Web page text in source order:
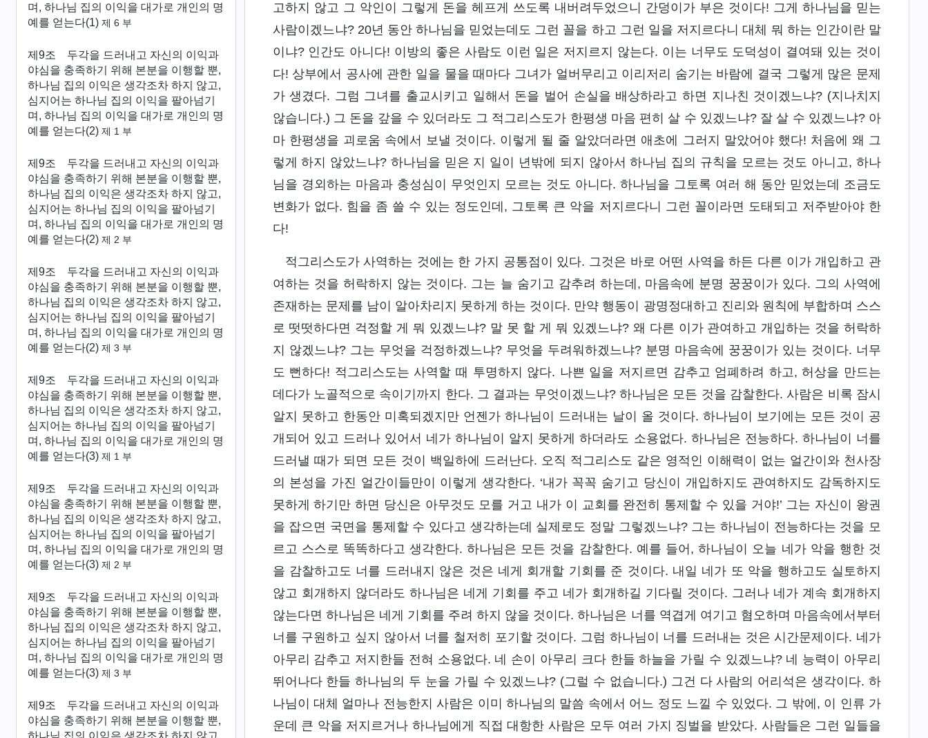
며, 하나님 집의 이익을 대가로 개인의 명
예를 얻는다(1) 제 6 부
제9조 두각을 드러내고 자신의 이익과
야심을 충족하기 위해 본분을 이행할 뿐,
하나님 집의 이익은 생각조차 하지 않고,
심지어는 하나님 집의 이익을 팔아넘기
며, 하나님 집의 이익을 대가로 개인의 명
예를 얻는다(2) 제 1 부
제9조 두각을 드러내고 자신의 이익과
야심을 충족하기 위해 본분을 이행할 뿐,
하나님 집의 이익은 생각조차 하지 않고,
심지어는 하나님 집의 이익을 팔아넘기
며, 하나님 집의 이익을 대가로 개인의 명
예를 얻는다(2) 제 2 부
제9조 두각을 드러내고 자신의 이익과
야심을 충족하기 위해 본분을 이행할 뿐,
하나님 집의 이익은 생각조차 하지 않고,
심지어는 하나님 집의 이익을 팔아넘기
며, 하나님 집의 이익을 대가로 개인의 명
예를 얻는다(2) 제 3 부
제9조 두각을 드러내고 자신의 이익과
야심을 충족하기 위해 본분을 이행할 뿐,
하나님 집의 이익은 생각조차 하지 않고,
심지어는 하나님 집의 이익을 팔아넘기
며, 하나님 집의 이익을 대가로 개인의 명
예를 얻는다(3) 제 1 부
제9조 두각을 드러내고 자신의 이익과
야심을 충족하기 위해 본분을 이행할 뿐,
하나님 집의 이익은 생각조차 하지 않고,
심지어는 하나님 집의 이익을 팔아넘기
며, 하나님 집의 이익을 대가로 개인의 명
예를 얻는다(3) 제 2 부
제9조 두각을 드러내고 자신의 이익과
야심을 충족하기 위해 본분을 이행할 뿐,
하나님 집의 이익은 생각조차 하지 않고,
심지어는 하나님 집의 이익을 팔아넘기
며, 하나님 집의 이익을 대가로 개인의 명
예를 얻는다(3) 제 3 부
제9조 두각을 드러내고 자신의 이익과
야심을 충족하기 위해 본분을 이행할 뿐,
하나님 집의 이익은 생각조차 하지 않고,
고하지 않고 그 악인이 그렇게 돈을 헤프게 쓰도록 내버려두었으니 간덩이가 부은 것이다! 그게 하나님을 믿는
사람이겠느냐? 20년 동안 하나님을 믿었는데도 그런 꼴을 하고 그런 일을 저지르다니 대체 뭐 하는 인간이란 말
이냐? 인간도 아니다! 이방의 좋은 사람도 이런 일은 저지르지 않는다. 이는 너무도 도덕성이 결여돼 있는 것이
다! 상부에서 공사에 관한 일을 물을 때마다 그녀가 얼버무리고 이리저리 숨기는 바람에 결국 그렇게 많은 문제
가 생겼다. 그럼 그녀를 출교시키고 일해서 돈을 벌어 손실을 배상하라고 하면 지나친 것이겠느냐? (지나치지
않습니다.) 그 돈을 갚을 수 있더라도 그 적그리스도가 한평생 마음 편히 살 수 있겠느냐? 잘 살 수 있겠느냐? 아
마 한평생을 괴로움 속에서 보낼 것이다. 이렇게 될 줄 알았더라면 애초에 그러지 말았어야 했다! 처음에 왜 그
렇게 하지 않았느냐? 하나님을 믿은 지 일이 년밖에 되지 않아서 하나님 집의 규칙을 모르는 것도 아니고, 하나
님을 경외하는 마음과 충성심이 무엇인지 모르는 것도 아니다. 하나님을 그토록 여러 해 동안 믿었는데 조금도
변화가 없다. 힘을 좀 쓸 수 있는 정도인데, 그토록 큰 악을 저지르다니 그런 꼴이라면 도태되고 저주받아야 한
다!
적그리스도가 사역하는 것에는 한 가지 공통점이 있다. 그것은 바로 어떤 사역을 하든 다른 이가 개입하고 관
여하는 것을 허락하지 않는 것이다. 그는 늘 숨기고 감추려 하는데, 마음속에 분명 꿍꿍이가 있다. 그의 사역에
존재하는 문제를 남이 알아차리지 못하게 하는 것이다. 만약 행동이 광명정대하고 진리와 원칙에 부합하며 스스
로 떳떳하다면 걱정할 게 뭐 있겠느냐? 말 못 할 게 뭐 있겠느냐? 왜 다른 이가 관여하고 개입하는 것을 허락하
지 않겠느냐? 그는 무엇을 걱정하겠느냐? 무엇을 두려워하겠느냐? 분명 마음속에 꿍꿍이가 있는 것이다. 너무
도 뻔하다! 적그리스도는 사역할 때 투명하지 않다. 나쁜 일을 저지르면 감추고 엄폐하려 하고, 허상을 만드는
데다가 노골적으로 속이기까지 한다. 그 결과는 무엇이겠느냐? 하나님은 모든 것을 감찰한다. 사람은 비록 잠시
알지 못하고 한동안 미혹되겠지만 언젠가 하나님이 드러내는 날이 올 것이다. 하나님이 보기에는 모든 것이 공
개되어 있고 드러나 있어서 네가 하나님이 알지 못하게 하더라도 소용없다. 하나님은 전능하다. 하나님이 너를
드러낼 때가 되면 모든 것이 백일하에 드러난다. 오직 적그리스도 같은 영적인 이해력이 없는 얼간이와 천사장
의 본성을 가진 얼간이들만이 이렇게 생각한다. ‘내가 꼭꼭 숨기고 당신이 개입하지도 관여하지도 감독하지도
못하게 하기만 하면 당신은 아무것도 모를 거고 내가 이 교회를 완전히 통제할 수 있을 거야!’ 그는 자신이 왕권
을 잡으면 국면을 통제할 수 있다고 생각하는데 실제로도 정말 그렇겠느냐? 그는 하나님이 전능하다는 것을 모
르고 스스로 똑똑하다고 생각한다. 하나님은 모든 것을 감찰한다. 예를 들어, 하나님이 오늘 네가 악을 행한 것
을 감찰하고도 너를 드러내지 않은 것은 네게 회개할 기회를 준 것이다. 내일 네가 또 악을 행하고도 실토하지
않고 회개하지 않더라도 하나님은 네게 기회를 주고 네가 회개하길 기다릴 것이다. 그러나 네가 계속 회개하지
않는다면 하나님은 네게 기회를 주려 하지 않을 것이다. 하나님은 너를 역겹게 여기고 혐오하며 마음속에서부터
너를 구원하고 싶지 않아서 너를 철저히 포기할 것이다. 그럼 하나님이 너를 드러내는 것은 시간문제이다. 네가
아무리 감추고 저지한들 전혀 소용없다. 네 손이 아무리 크다 한들 하늘을 가릴 수 있겠느냐? 네 능력이 아무리
뛰어나다 한들 하나님의 두 눈을 가릴 수 있겠느냐? (그럴 수 없습니다.) 그건 다 사람의 어리석은 생각이다. 하
나님이 대체 얼마나 전능한지 사람은 이미 하나님의 말씀 속에서 어느 정도 느낄 수 있었다. 그 밖에, 이 인류 가
운데 큰 악을 저지르거나 하나님에게 직접 대항한 사람은 모두 여러 가지 징벌을 받았다. 사람들은 그런 일들을